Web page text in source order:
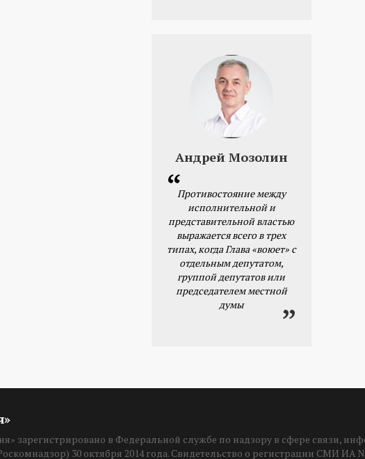
Андрей Мозолин
Противостояние между
исполнительной и
представительной властью
выражается всего в трех
типах, когда Глава «воюет» с
отдельным депутатом,
группой депутатов или
председателем местной
думы
зарегистрировано в Федеральной службе по надзору в сфере связи,
30 октября 2014 года. Свидетельство о регистрации СМИ ИА